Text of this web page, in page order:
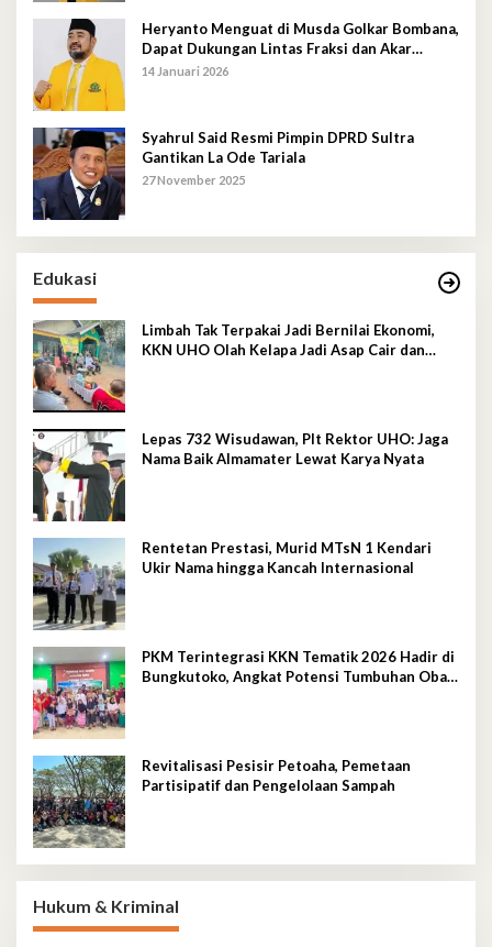
Heryanto Menguat di Musda Golkar Bombana,
Dapat Dukungan Lintas Fraksi dan Akar
Rumput
14 Januari 2026
Syahrul Said Resmi Pimpin DPRD Sultra
Gantikan La Ode Tariala
27 November 2025
Edukasi
Limbah Tak Terpakai Jadi Bernilai Ekonomi,
KKN UHO Olah Kelapa Jadi Asap Cair dan
Lepas 732 Wisudawan, Plt Rektor UHO: Jaga
Nama Baik Almamater Lewat Karya Nyata
Rentetan Prestasi, Murid MTsN 1 Kendari
Ukir Nama hingga Kancah Internasional
PKM Terintegrasi KKN Tematik 2026 Hadir di
Bungkutoko, Angkat Potensi Tumbuhan Obat
Revitalisasi Pesisir Petoaha, Pemetaan
Partisipatif dan Pengelolaan Sampah
Hukum & Kriminal